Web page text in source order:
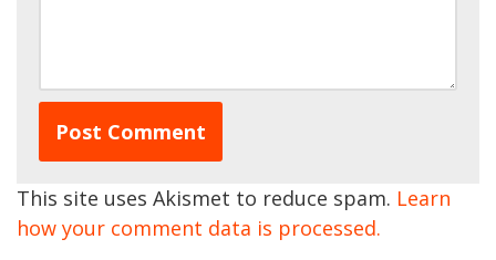
This site uses Akismet to reduce spam. Learn
how your comment data is processed.